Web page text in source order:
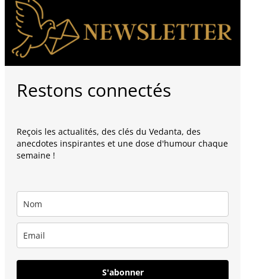
Restons connectés
Reçois les actualités, des clés du Vedanta, des
anecdotes inspirantes et une dose d'humour chaque
semaine !
S'abonner